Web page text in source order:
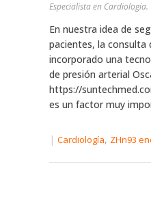
Especialista en
En nuestra idea de
pacientes, la consulta
incorporado una
de presión arterial
https://
es un factor muy
| Cardiología, ZHn93